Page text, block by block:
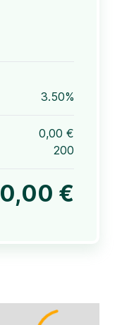
3.50%
0,00 €
200
0,00 €